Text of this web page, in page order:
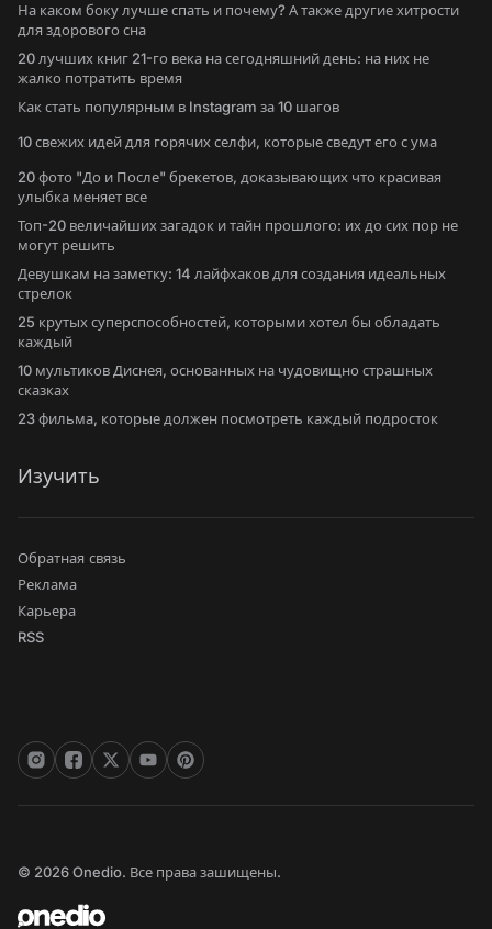
На каком боку лучше спать и почему? А также другие хитрости
для здорового сна
20 лучших книг 21-го века на сегодняшний день: на них не
жалко потратить время
Как стать популярным в Instagram за 10 шагов
10 свежих идей для горячих селфи, которые сведут его с ума
20 фото "До и После" брекетов, доказывающих что красивая
улыбка меняет все
Топ-20 величайших загадок и тайн прошлого: их до сих пор не
могут решить
Девушкам на заметку: 14 лайфхаков для создания идеальных
стрелок
25 крутых суперспособностей, которыми хотел бы обладать
каждый
10 мультиков Диснея, основанных на чудовищно страшных
сказках
23 фильма, которые должен посмотреть каждый подросток
Изучить
Обратная связь
Реклама
Карьера
RSS
© 2026 Onedio. Все права зашищены.